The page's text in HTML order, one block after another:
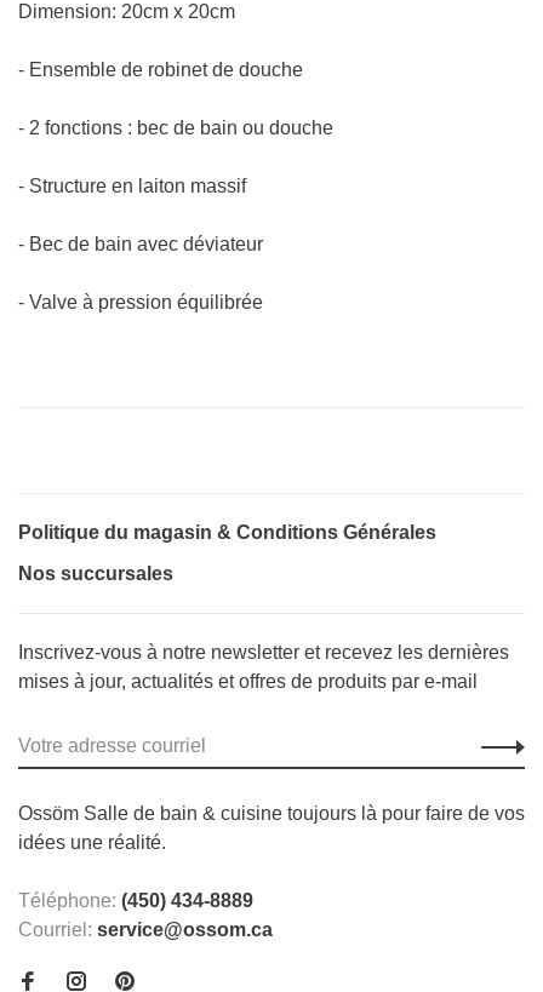
Dimension: 20cm x 20cm
- Ensemble de robinet de douche
- 2 fonctions : bec de bain ou douche
- Structure en laiton massif
- Bec de bain avec déviateur
- Valve à pression équilibrée
Politique du magasin & Conditions Générales
Nos succursales
Inscrivez-vous à notre newsletter et recevez les dernières
mises à jour, actualités et offres de produits par e-mail
Ossöm Salle de bain & cuisine toujours là pour faire de vos
idées une réalité.
Téléphone: (450) 434-8889
Courriel: service@ossom.ca